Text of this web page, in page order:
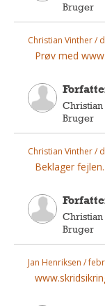
Bruger
Christian Vinther /
Prøv med
Bruger
Christian Vinther /
Beklager
Bruger
Jan Henriksen /